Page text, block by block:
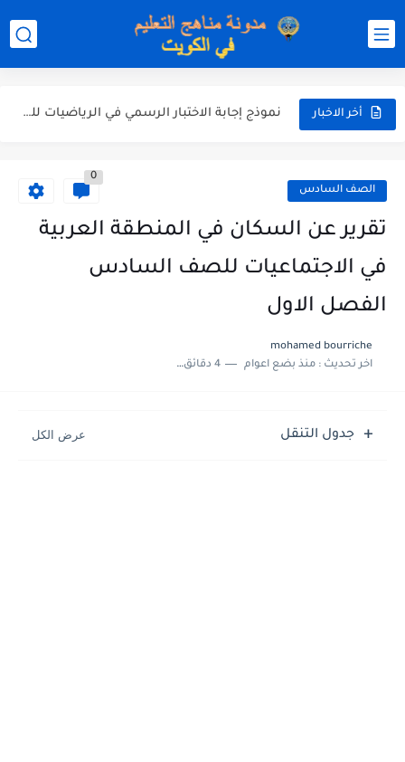
أخر الاخبار
نموذج إجابة الاختبار الرسمي في التربية الاسلامية للصف العاشر الفترة...
نموذج إجابة الاختبار الرسمي في الرياضيات للصف العاشر الفترة الثانية...
مذكرة شاملة في القران الكريم للصف الثاني عشر الفصل الثاني... الصف السادس
0
تقرير عن السكان في المنطقة العربية
في الاجتماعيات للصف السادس
الفصل الاول
mohamed bourriche
اخر تحديث :منذ بضع اعوام 4 دقائق للقراءة
جدول التنقل